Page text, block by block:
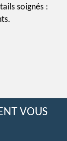
soignés :
VOUS